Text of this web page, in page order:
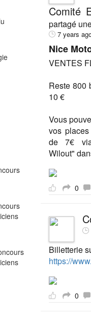
Comité
partagé
7 years
Nice
VENTES
Reste 800
10 €
Vous
vos
de 7€
Wilout"
0
Billetterie
https://
0